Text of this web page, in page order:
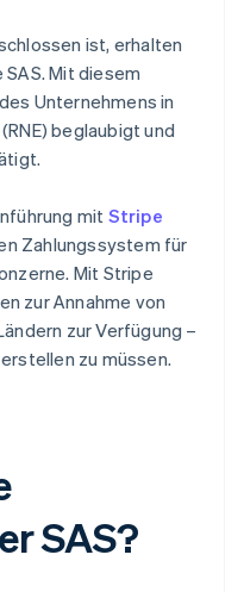
ist, erhalten
SAS. Mit diesem
Unternehmens in
beglaubigt und
mit Stripe
Zahlungssystem für
Mit Stripe
zur Annahme von
zur Verfügung –
zu müssen.
SAS?